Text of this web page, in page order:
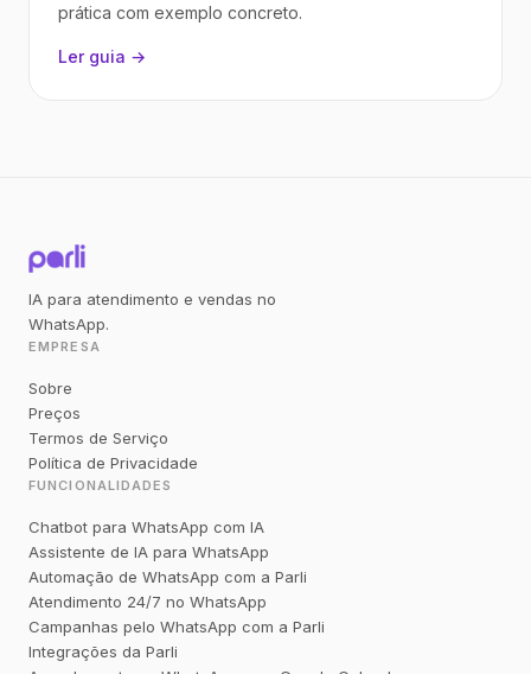
prática com exemplo concreto.
Ler guia →
IA para atendimento e vendas no
WhatsApp.
EMPRESA
Sobre
Preços
Termos de Serviço
Política de Privacidade
FUNCIONALIDADES
Chatbot para WhatsApp com IA
Assistente de IA para WhatsApp
Automação de WhatsApp com a Parli
Atendimento 24/7 no WhatsApp
Campanhas pelo WhatsApp com a Parli
Integrações da Parli